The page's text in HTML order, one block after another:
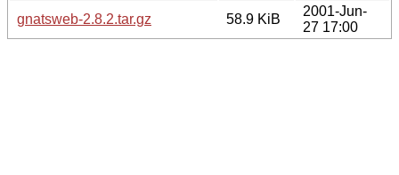
gnatsweb-2.8.2.tar.gz
58.9 KiB
2001-Jun-
27 17:00